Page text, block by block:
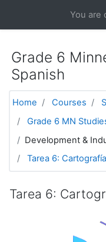
You are
Grade 6
Spanish
Home Courses
Grade 6 MN
Development &
Tarea 6:
Tarea 6: